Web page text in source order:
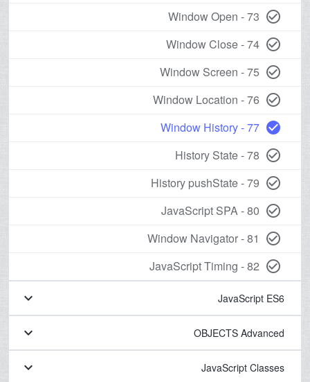
check_circle_outline
73 - Window Open
check_circle_outline
74 - Window Close
check_circle_outline
75 - Window Screen
check_circle_outline
76 - Window Location
check_circle
77 - Window History
check_circle_outline
78 - History State
check_circle_outline
79 - History pushState
check_circle_outline
80 - JavaScript SPA
check_circle_outline
81 - Window Navigator
check_circle_outline
82 - JavaScript Timing
JavaScript ES6
keyboard_arrow_down
OBJECTS Advanced
keyboard_arrow_down
JavaScript Classes
keyboard_arrow_down